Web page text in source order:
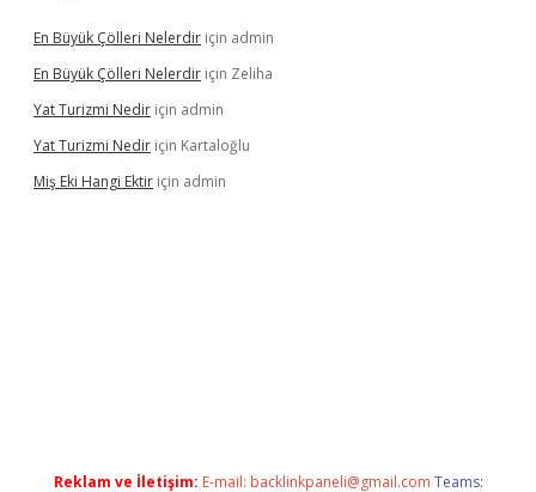
En Büyük Çölleri Nelerdir için admin
En Büyük Çölleri Nelerdir için Zeliha
Yat Turizmi Nedir için admin
Yat Turizmi Nedir için Kartaloğlu
Miş Eki Hangi Ektir için admin
Reklam ve İletişim: E-mail: backlinkpaneli@gmail.com Teams: